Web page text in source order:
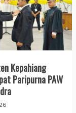
Kepahiang
Paripurna PAW